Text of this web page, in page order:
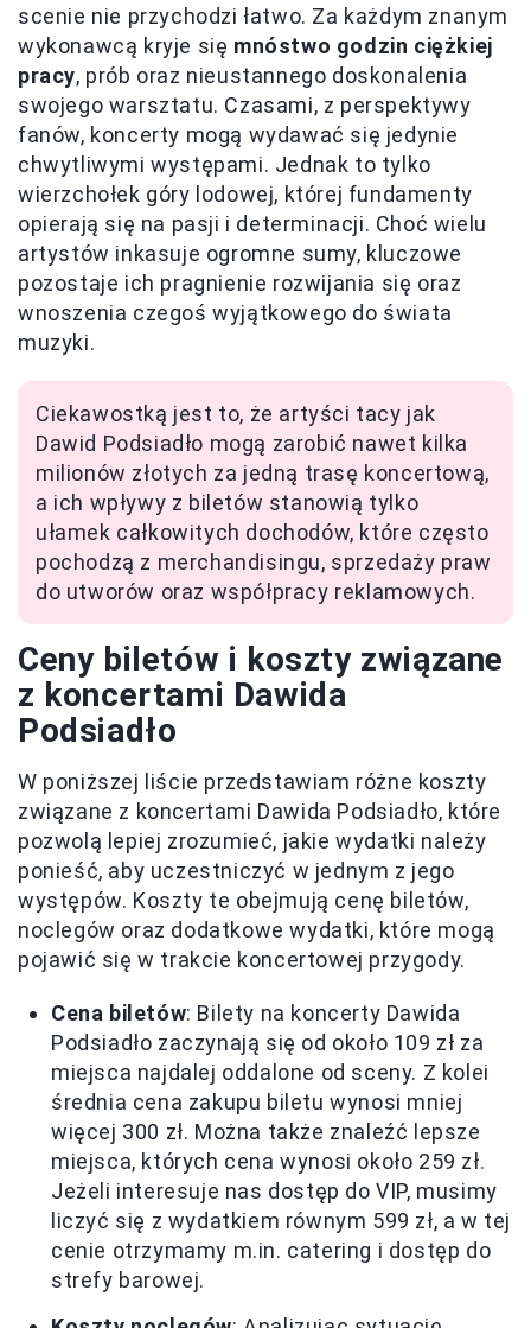
scenie nie przychodzi łatwo. Za każdym znanym
wykonawcą kryje się mnóstwo godzin ciężkiej
pracy, prób oraz nieustannego doskonalenia
swojego warsztatu. Czasami, z perspektywy
fanów, koncerty mogą wydawać się jedynie
chwytliwymi występami. Jednak to tylko
wierzchołek góry lodowej, której fundamenty
opierają się na pasji i determinacji. Choć wielu
artystów inkasuje ogromne sumy, kluczowe
pozostaje ich pragnienie rozwijania się oraz
wnoszenia czegoś wyjątkowego do świata
muzyki.
Ciekawostką jest to, że artyści tacy jak
Dawid Podsiadło mogą zarobić nawet kilka
milionów złotych za jedną trasę koncertową,
a ich wpływy z biletów stanowią tylko
ułamek całkowitych dochodów, które często
pochodzą z merchandisingu, sprzedaży praw
do utworów oraz współpracy reklamowych.
Ceny biletów i koszty związane
z koncertami Dawida
Podsiadło
W poniższej liście przedstawiam różne koszty
związane z koncertami Dawida Podsiadło, które
pozwolą lepiej zrozumieć, jakie wydatki należy
ponieść, aby uczestniczyć w jednym z jego
występów. Koszty te obejmują cenę biletów,
noclegów oraz dodatkowe wydatki, które mogą
pojawić się w trakcie koncertowej przygody.
Cena biletów: Bilety na koncerty Dawida
Podsiadło zaczynają się od około 109 zł za
miejsca najdalej oddalone od sceny. Z kolei
średnia cena zakupu biletu wynosi mniej
więcej 300 zł. Można także znaleźć lepsze
miejsca, których cena wynosi około 259 zł.
Jeżeli interesuje nas dostęp do VIP, musimy
liczyć się z wydatkiem równym 599 zł, a w tej
cenie otrzymamy m.in. catering i dostęp do
strefy barowej.